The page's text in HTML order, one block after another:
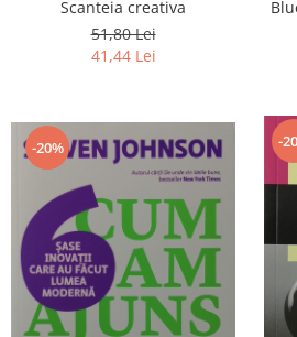
Scanteia creativa
51,80 Lei
41,44 Lei
-20% -